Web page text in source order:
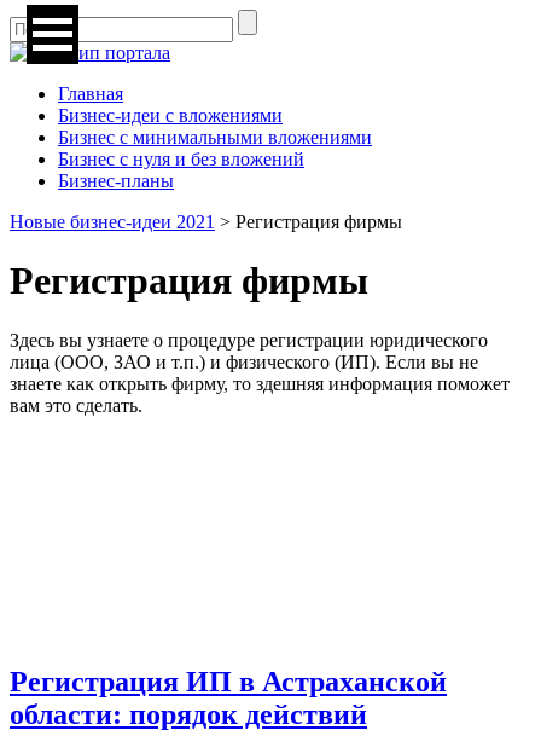
Главная
Бизнес-идеи с вложениями
Бизнес с минимальными вложениями
Бизнес с нуля и без вложений
Бизнес-планы
Новые бизнес-идеи 2021 > Регистрация фирмы
Регистрация фирмы
Здесь вы узнаете о процедуре регистрации юридического
лица (ООО, ЗАО и т.п.) и физического (ИП). Если вы не
знаете как открыть фирму, то здешняя информация поможет
вам это сделать.
Регистрация ИП в Астраханской
области: порядок действий